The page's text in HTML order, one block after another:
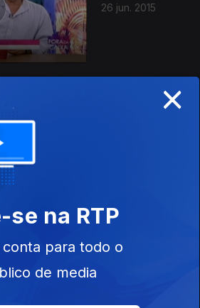
26 jun. 2015
12 jun. 2015
×
se na RTP
conta para todo o
de media